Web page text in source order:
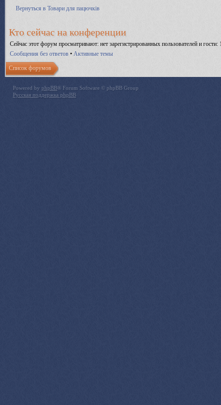
Вернуться в Товари для пацючків
Кто сейчас на конференции
Сейчас этот форум просматривают: нет зарегистрированных пользователей и гости:
Сообщения без ответов • Активные темы
Список форумов
Powered by phpBB® Forum Software © phpBB Group
Русская поддержка phpBB